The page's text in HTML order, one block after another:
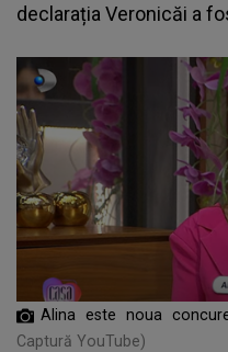
declarația Veronicăi a
Alina este noua
Captură YouTube)